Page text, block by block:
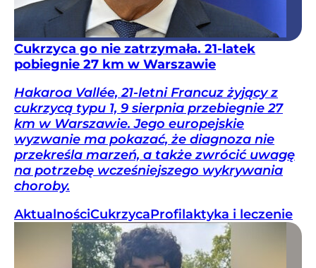
Cukrzyca go nie zatrzymała. 21-latek
pobiegnie 27 km w Warszawie
Hakaroa Vallée, 21-letni Francuz żyjący z
cukrzycą typu 1, 9 sierpnia przebiegnie 27
km w Warszawie. Jego europejskie
wyzwanie ma pokazać, że diagnoza nie
przekreśla marzeń, a także zwrócić uwagę
na potrzebę wcześniejszego wykrywania
choroby.
AktualnościCukrzycaProfilaktyka i leczenie